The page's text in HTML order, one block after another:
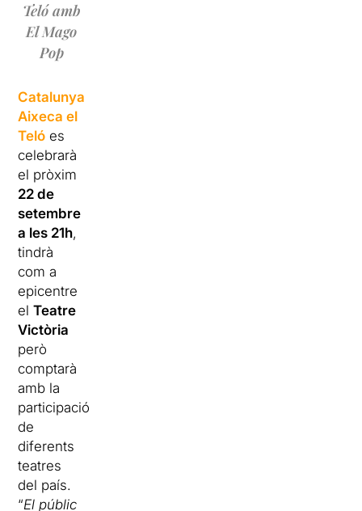
Teló amb
El Mago
Pop
Catalunya
Aixeca el
Teló es
celebrarà
el pròxim
22 de
setembre
a les 21h,
tindrà
com a
epicentre
elTeatre
Victòria
però
comptarà
amb la
participació
de
diferents
teatres
del país.
“El públic